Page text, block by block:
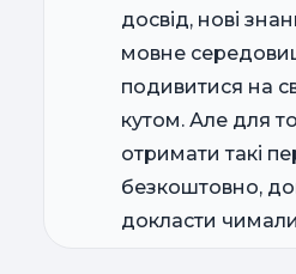
досвід, нові
мовне
подивитися на
кутом. Але для
отримати такі
безкоштовно,
докласти